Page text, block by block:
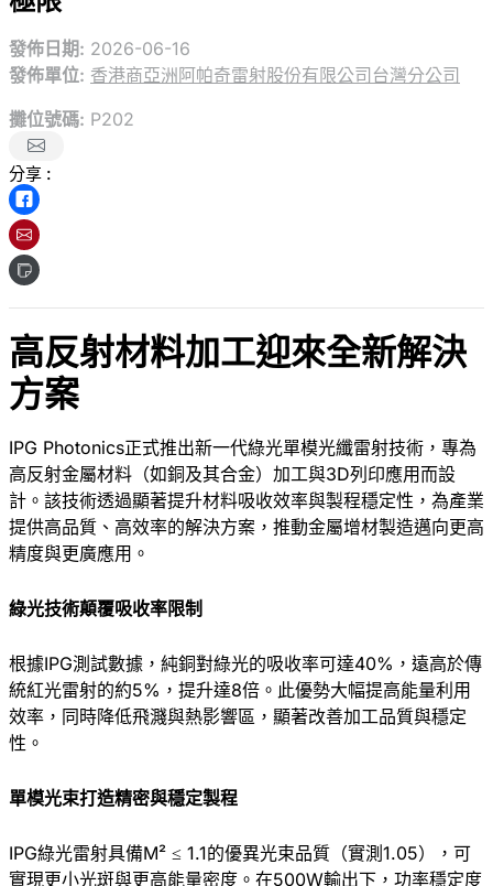
發佈日期: 2026-06-16
發佈單位: 香港商亞洲阿帕奇雷射股份有限公司台灣分公司
攤位號碼: P202
分享 :
高反射材料加工迎來全新解決
方案
IPG Photonics正式推出新一代綠光單模光纖雷射技術，專為
高反射金屬材料（如銅及其合金）加工與3D列印應用而設
計。該技術透過顯著提升材料吸收效率與製程穩定性，為產業
提供高品質、高效率的解決方案，推動金屬增材製造邁向更高
精度與更廣應用。
綠光技術顛覆吸收率限制
根據IPG測試數據，純銅對綠光的吸收率可達40%，遠高於傳
統紅光雷射的約5%，提升達8倍。此優勢大幅提高能量利用
效率，同時降低飛濺與熱影響區，顯著改善加工品質與穩定
性。
單模光束打造精密與穩定製程
IPG綠光雷射具備M² ≤ 1.1的優異光束品質（實測1.05），可
實現更小光斑與更高能量密度。在500W輸出下，功率穩定度